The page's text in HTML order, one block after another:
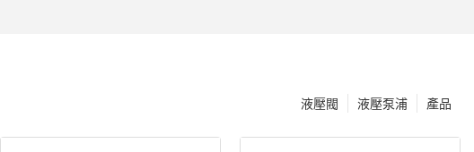
產品
液壓泵浦
液壓閥